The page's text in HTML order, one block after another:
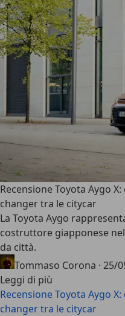
Recensione Toyota Aygo
changer tra le citycar
La Toyota Aygo
costruttore giapponese
da città.
Tommaso Corona · 25/
Leggi di più
Recensione Toyota Aygo
changer tra le citycar